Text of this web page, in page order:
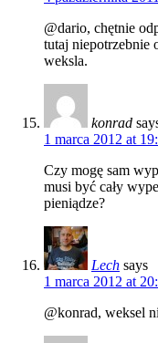
@dario, chętnie
tutaj niepotrzebnie
weksla.
konrad
1 marca 2012 at
Czy mogę sam
musi być cały
pieniądze?
Lech says
1 marca 2012 at
@konrad, weksel